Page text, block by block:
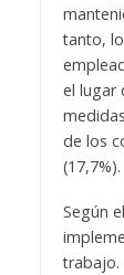
tanto,
el lugar
de los
(17,7%).
Según
trabajo.